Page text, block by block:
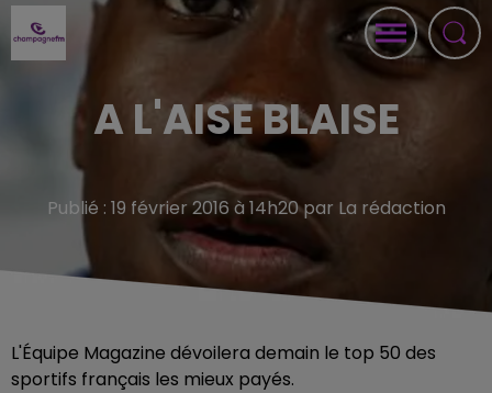
A L'AISE BLAISE
Publié : 19 février 2016 à 14h20 par La rédaction
L'Équipe Magazine dévoilera demain le top 50 des
sportifs français les mieux payés.